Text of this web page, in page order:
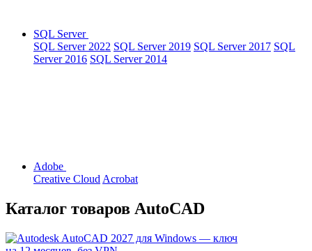
SQL Server
SQL Server 2022 SQL Server 2019 SQL Server 2017 SQL
Server 2016 SQL Server 2014
Adobe
Creative Cloud Acrobat
Каталог товаров AutoCAD